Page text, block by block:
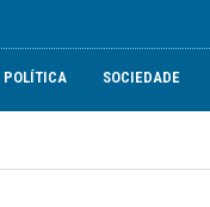
POLÍTICA SOCIEDADE